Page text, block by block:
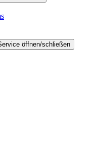
öffnen/schließen